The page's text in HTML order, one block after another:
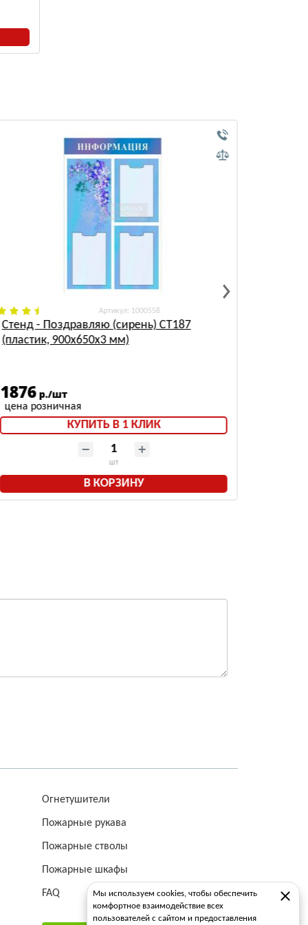
: 1000558
Стенд - Поздравляю (сирень) СТ187
(пластик, 900х650х3 мм)
1876 р./шт
КУПИТЬ В 1 КЛИК
шт
В КОРЗИНУ
Огнетушители
Пожарные рукава
Пожарные стволы
Пожарные шкафы
FAQ
Мы используем cookies, чтобы обеспечить
комфортное взаимодействие всех
пользователей с сайтом и предоставления